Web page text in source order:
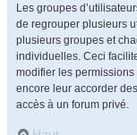
Les groupes
de regrouper plusieurs
plusieurs groupes et
individuelles. Ceci
modifier les
encore leur accorder
accès à un forum privé.